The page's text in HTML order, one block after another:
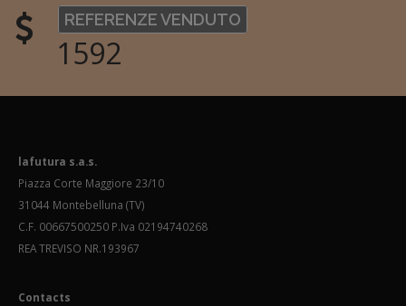
REFERENZE VENDUTO
1592
lafutura s.a.s.
Piazza Corte Maggiore 23/10
31044 Montebelluna (TV)
C.F. 00667500250 P.Iva 02194740268
REA TREVISO NR.193967
Contacts